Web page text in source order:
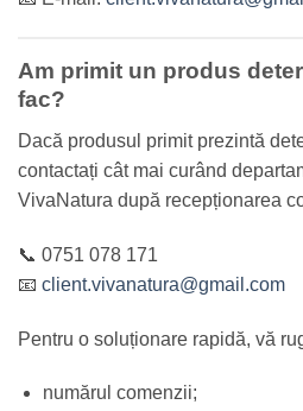
Am primit un produs
fac?
Dacă produsul primit prezintă
contactați cât mai curând
VivaNatura după recepționarea
📞 0751 078 171
📧 client.vivanatura@gmail.com
Pentru o soluționare rapidă, vă
numărul comenzii;